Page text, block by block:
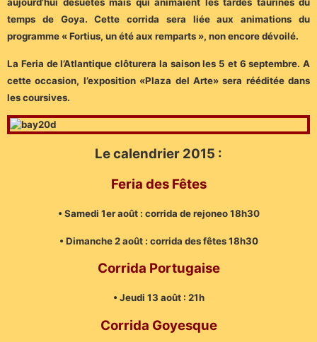
aujourd’hui désuètes mais qui animaient les tardes taurines du
temps de Goya. Cette corrida sera liée aux animations du
programme « Fortius, un été aux remparts », non encore dévoilé.
La Feria de l’Atlantique clôturera la saison les 5 et 6 septembre. A
cette occasion, l’exposition «Plaza del Arte» sera rééditée dans
les coursives.
Le calendrier 2015 :
Feria des Fêtes
• Samedi 1er août : corrida de rejoneo 18h30
• Dimanche 2 août : corrida des fêtes 18h30
Corrida Portugaise
• Jeudi 13 août : 21h
Corrida Goyesque